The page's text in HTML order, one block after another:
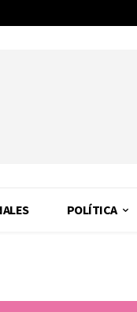
POLÍTICA